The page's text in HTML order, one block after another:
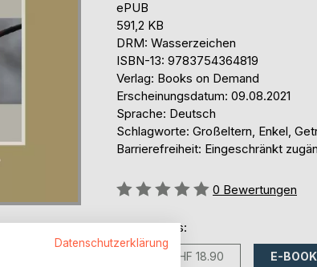
ePUB
591,2 KB
DRM: Wasserzeichen
ISBN-13: 9783754364819
Verlag: Books on Demand
Erscheinungsdatum: 09.08.2021
Sprache: Deutsch
Schlagworte: Großeltern, Enkel,
Barrierefreiheit: Eingeschränkt
Bewertung::
0 Bewertungen
erhältlich als:
CHF 18.90 E-BOOK
Datenschutzerklärung